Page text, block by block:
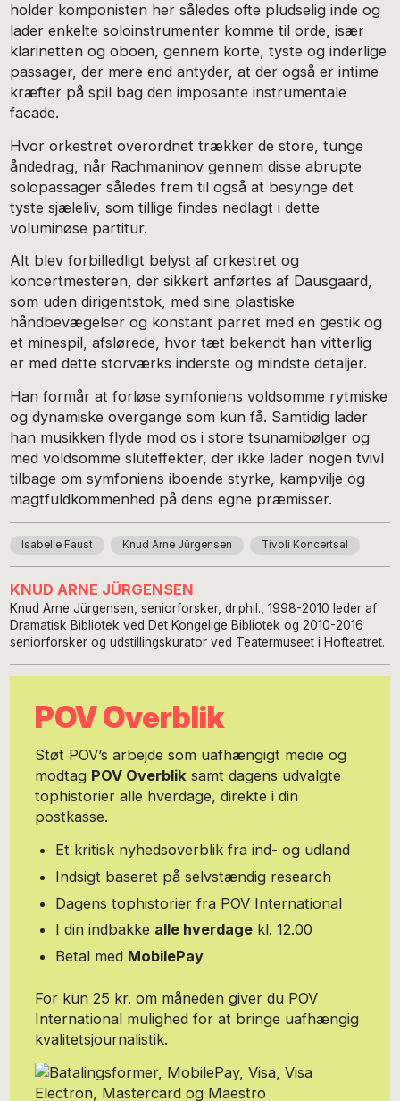
holder komponisten her således ofte pludselig inde og
lader enkelte soloinstrumenter komme til orde, især
klarinetten og oboen, gennem korte, tyste og inderlige
passager, der mere end antyder, at der også er intime
kræfter på spil bag den imposante instrumentale
facade.
Hvor orkestret overordnet trækker de store, tunge
åndedrag, når Rachmaninov gennem disse abrupte
solopassager således frem til også at besynge det
tyste sjæleliv, som tillige findes nedlagt i dette
voluminøse partitur.
Alt blev forbilledligt belyst af orkestret og
koncertmesteren, der sikkert anførtes af Dausgaard,
som uden dirigentstok, med sine plastiske
håndbevægelser og konstant parret med en gestik og
et minespil, afslørede, hvor tæt bekendt han vitterlig
er med dette storværks inderste og mindste detaljer.
Han formår at forløse symfoniens voldsomme rytmiske
og dynamiske overgange som kun få. Samtidig lader
han musikken flyde mod os i store tsunamibølger og
med voldsomme sluteffekter, der ikke lader nogen tvivl
tilbage om symfoniens iboende styrke, kampvilje og
magtfuldkommenhed på dens egne præmisser.
Isabelle Faust Knud Arne Jürgensen Tivoli Koncertsal
KNUD ARNE JÜRGENSEN
Knud Arne Jürgensen, seniorforsker, dr.phil., 1998-2010 leder af
Dramatisk Bibliotek ved Det Kongelige Bibliotek og 2010-2016
seniorforsker og udstillingskurator ved Teatermuseet i Hofteatret.
POV Overblik
Støt POV’s arbejde som uafhængigt medie og
modtag POV Overbliksamt dagens udvalgte
tophistorier alle hverdage, direkte i din
postkasse.
Et kritisk nyhedsoverblik fra ind- og udland
Indsigt baseret på selvstændig research
Dagens tophistorier fra POV International
I din indbakke alle hverdage kl. 12.00
Betal med MobilePay
For kun 25 kr. om måneden giver du POV
International mulighed for at bringe uafhængig
kvalitetsjournalistik.